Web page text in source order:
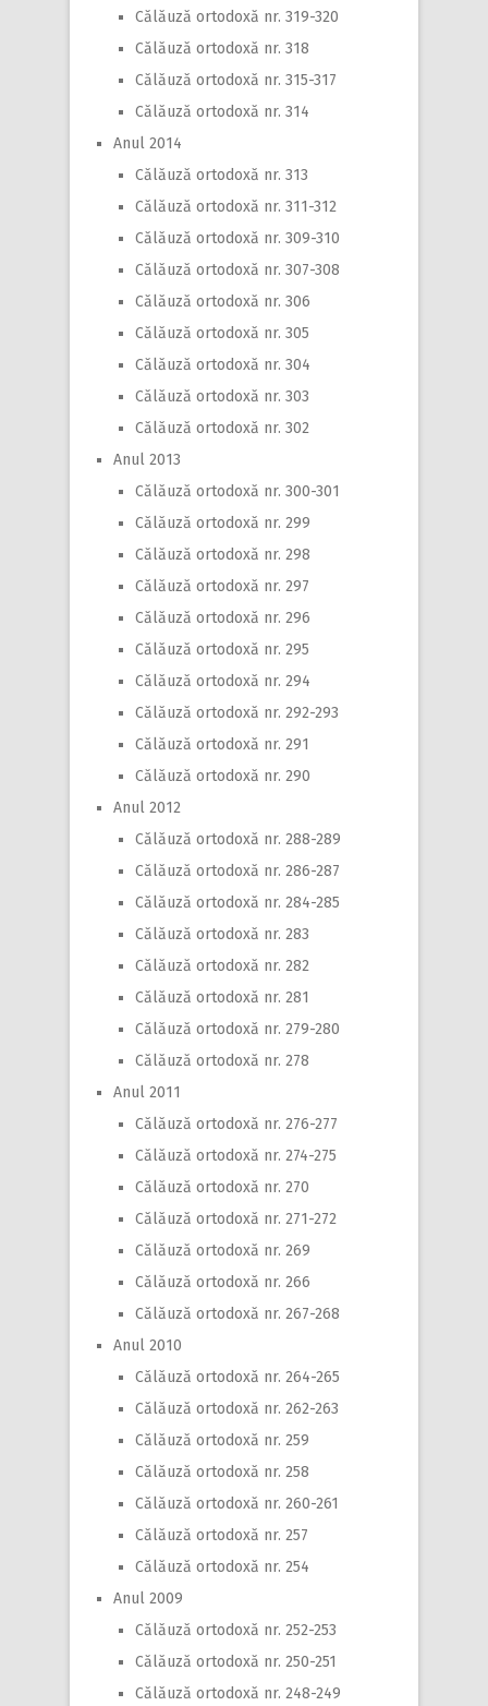
Călăuză ortodoxă nr. 319-320
Călăuză ortodoxă nr. 318
Călăuză ortodoxă nr. 315-317
Călăuză ortodoxă nr. 314
Anul 2014
Călăuză ortodoxă nr. 313
Călăuză ortodoxă nr. 311-312
Călăuză ortodoxă nr. 309-310
Călăuză ortodoxă nr. 307-308
Călăuză ortodoxă nr. 306
Călăuză ortodoxă nr. 305
Călăuză ortodoxă nr. 304
Călăuză ortodoxă nr. 303
Călăuză ortodoxă nr. 302
Anul 2013
Călăuză ortodoxă nr. 300-301
Călăuză ortodoxă nr. 299
Călăuză ortodoxă nr. 298
Călăuză ortodoxă nr. 297
Călăuză ortodoxă nr. 296
Călăuză ortodoxă nr. 295
Călăuză ortodoxă nr. 294
Călăuză ortodoxă nr. 292-293
Călăuză ortodoxă nr. 291
Călăuză ortodoxă nr. 290
Anul 2012
Călăuză ortodoxă nr. 288-289
Călăuză ortodoxă nr. 286-287
Călăuză ortodoxă nr. 284-285
Călăuză ortodoxă nr. 283
Călăuză ortodoxă nr. 282
Călăuză ortodoxă nr. 281
Călăuză ortodoxă nr. 279-280
Călăuză ortodoxă nr. 278
Anul 2011
Călăuză ortodoxă nr. 276-277
Călăuză ortodoxă nr. 274-275
Călăuză ortodoxă nr. 270
Călăuză ortodoxă nr. 271-272
Călăuză ortodoxă nr. 269
Călăuză ortodoxă nr. 266
Călăuză ortodoxă nr. 267-268
Anul 2010
Călăuză ortodoxă nr. 264-265
Călăuză ortodoxă nr. 262-263
Călăuză ortodoxă nr. 259
Călăuză ortodoxă nr. 258
Călăuză ortodoxă nr. 260-261
Călăuză ortodoxă nr. 257
Călăuză ortodoxă nr. 254
Anul 2009
Călăuză ortodoxă nr. 252-253
Călăuză ortodoxă nr. 250-251
Călăuză ortodoxă nr. 248-249